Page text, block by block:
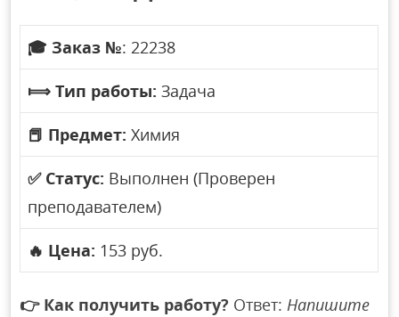
🎓 Заказ №: 22238
⟾ Тип работы: Задача
📕 Предмет: Химия
✅ Статус: Выполнен (Проверен
преподавателем)
🔥 Цена: 153 руб.
👉 Как получить работу? Ответ:Напишите